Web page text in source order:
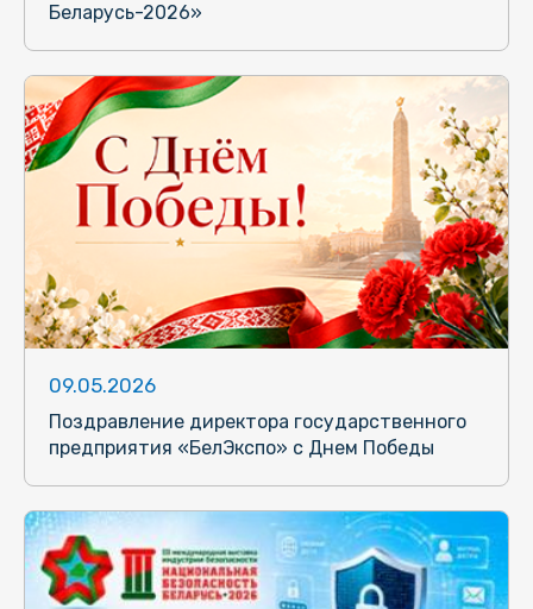
Беларусь-2026»
09.05.2026
Поздравление директора государственного
предприятия «БелЭкспо» с Днем Победы